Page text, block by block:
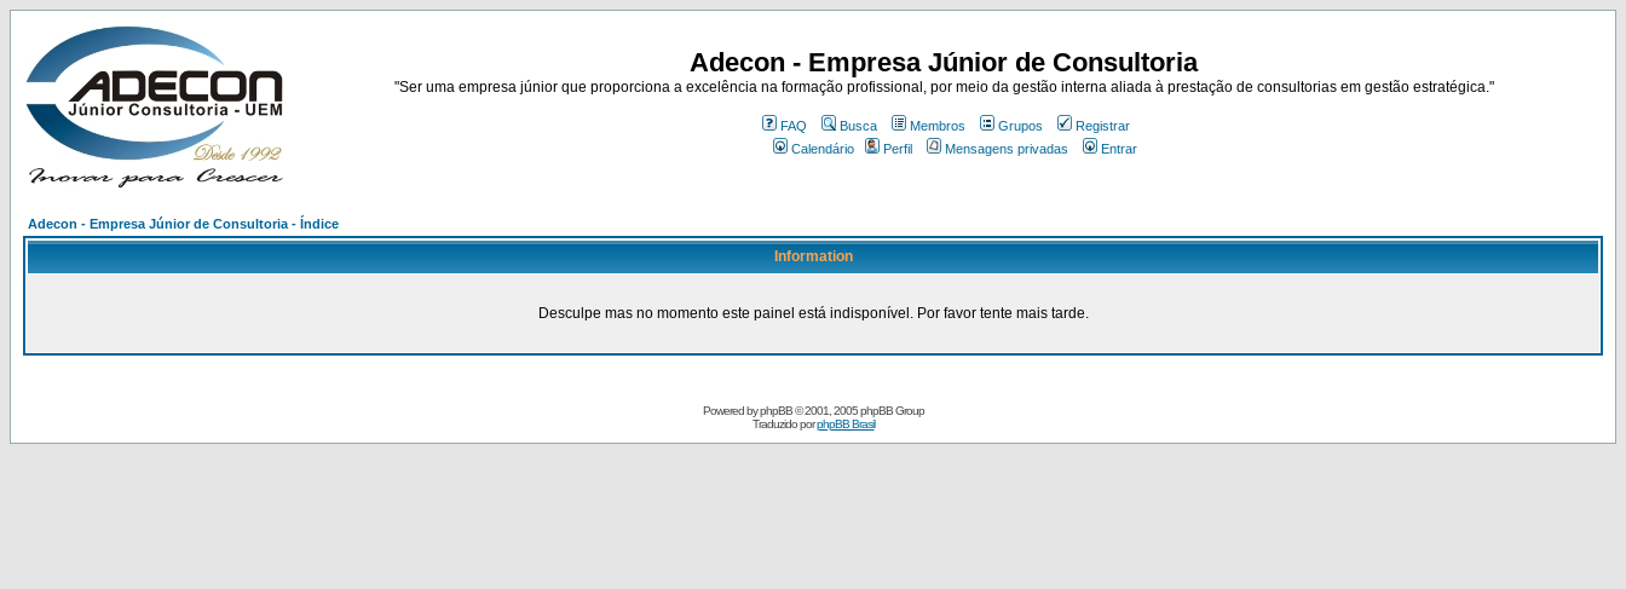
Adecon - Empresa Júnior de Consultoria
"Ser uma empresa júnior que proporciona a excelência na formação profissional, por meio da gestão interna aliada à prestação de consultorias em gestão estratégica."
FAQ Busca Membros Grupos
Registrar
Calendário
Perfil Mensagens privadas Entrar
Adecon - Empresa Júnior de Consultoria - Índice
Information
Desculpe mas no momento este painel está indisponível. Por favor tente mais tarde.
Powered byphpBB© 2001, 2005 phpBB Group
Traduzido porphpBB Brasil